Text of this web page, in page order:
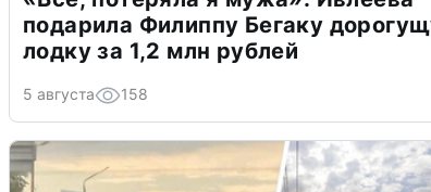
подарила Филиппу Бегаку
лодку за 1,2 млн рублей
5 августа 158